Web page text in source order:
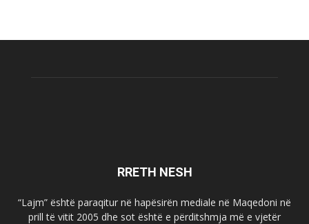
RRETH NESH
“Lajm” është paraqitur në hapësirën mediale në Maqedoni në
prill të vitit 2005 dhe sot është e përditshmja më e vjetër